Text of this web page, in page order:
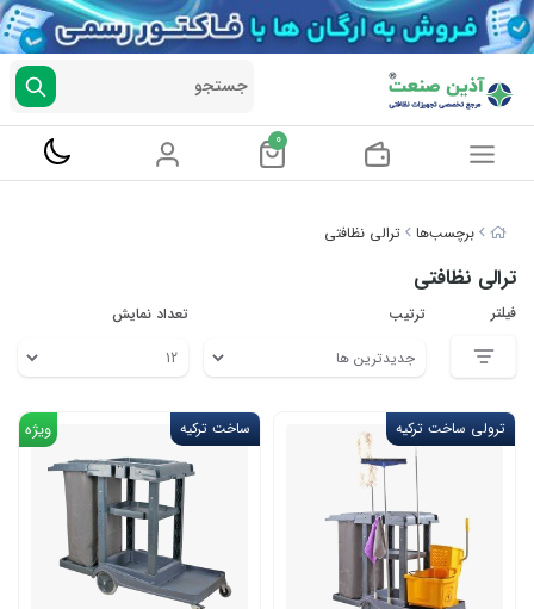
برچسب‌ها ترالی نظافتی
ترالی نظافتی
فیلتر ترتیب تعداد نمایش
ترولی ساخت ترکیه ساخت ترکیه ویژه
جستجو
0